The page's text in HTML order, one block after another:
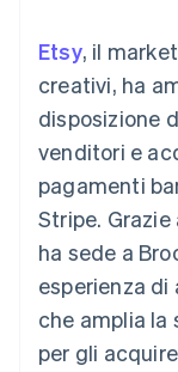
pagamento
Accesso a
oltre 125
Terminal
Pagamenti di
persona
Authorization
Boost
Accettazione
ottimizzata
Pagamento
accelerato
Financial
Connections
Etsy, il
creativi, ha
disposizione
venditori e
pagamenti
Stripe.
ha sede a
esperienza
che amplia
per gli